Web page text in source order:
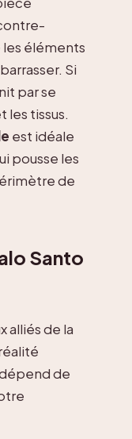
éléments
Si
par se
les tissus.
est idéale
pousse les
de
Santo
alliés de la
de